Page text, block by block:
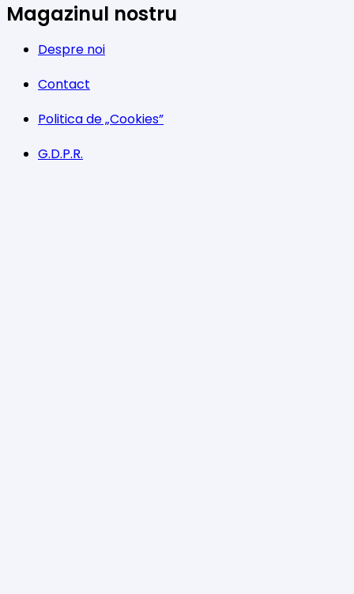
Magazinul nostru
Despre noi
Contact
Politica de „Cookies”
G.D.P.R.